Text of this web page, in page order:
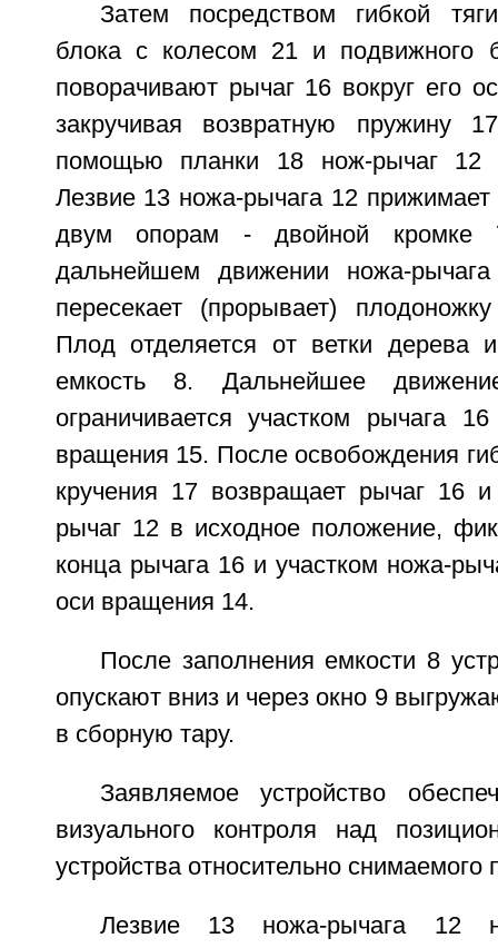
Затем посредством гибкой
блока с колесом 21 и подвижного
поворачивают рычаг 16 вокруг его
закручивая возвратную пружину
помощью планки 18 нож-рычаг 12
Лезвие 13 ножа-рычага 12
двум опорам - двойной
дальнейшем движении ножа-
пересекает (прорывает)
Плод отделяется от ветки дерева
емкость 8. Дальнейшее
ограничивается участком рычага
вращения 15. После освобождения
кручения 17 возвращает рычаг 16
рычаг 12 в исходное положение,
конца рычага 16 и участком ножа-
оси вращения 14.
После заполнения емкости 8
опускают вниз и через окно 9
в сборную тару.
Заявляемое устройство
визуального контроля над
устройства относительно снимаемого
Лезвие 13 ножа-рычага 12